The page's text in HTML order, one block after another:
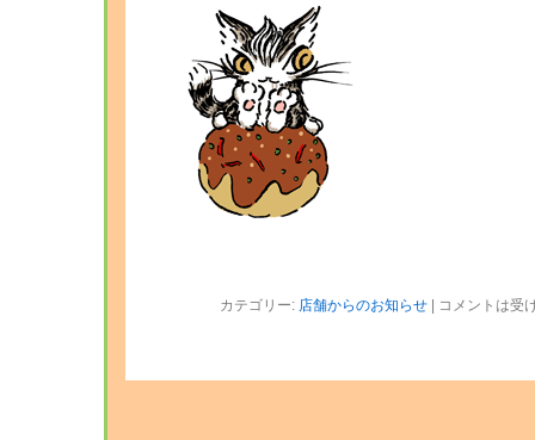
カテゴリー: 店舗からのお知らせ| コメントは受